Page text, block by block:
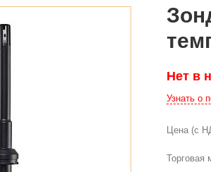
Нет в
Узнать о
Цена (с
Торговая